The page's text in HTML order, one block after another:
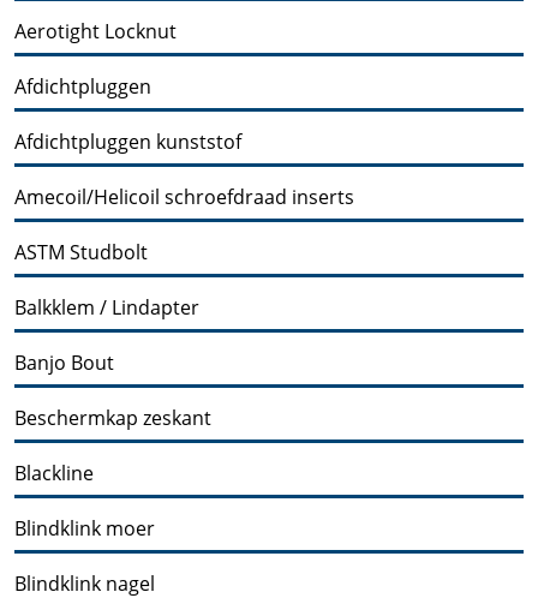
Aerotight Locknut
Afdichtpluggen
Afdichtpluggen kunststof
Amecoil/Helicoil schroefdraad inserts
ASTM Studbolt
Balkklem / Lindapter
Banjo Bout
Beschermkap zeskant
Blackline
Blindklink moer
Blindklink nagel